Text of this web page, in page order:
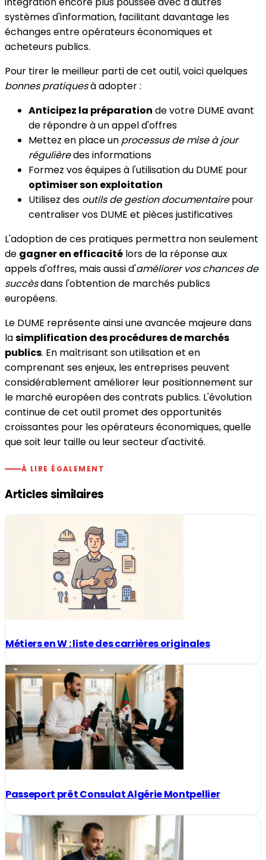
systèmes d'information, facilitant davantage les
échanges entre opérateurs économiques et
acheteurs publics.
Pour tirer le meilleur parti de cet outil, voici quelques
bonnes pratiquesà adopter :
Anticipez la préparation de votre DUME avant
de répondre à un appel d'offres
Mettez en place un processus de mise à jour
régulièredes informations
Formez vos équipes à l'utilisation du DUME pour
optimiser son exploitation
Utilisez des outils de gestion documentairepour
centraliser vos DUME et pièces justificatives
L'adoption de ces pratiques permettra non seulement
de gagner en efficacité lors de la réponse aux
appels d'offres, mais aussi d'améliorer vos chances de
succèsdans l'obtention de marchés publics
européens.
Le DUME représente ainsi une avancée majeure dans
lasimplification des procédures de marchés
publics. En maîtrisant son utilisation et en
comprenant ses enjeux, les entreprises peuvent
considérablement améliorer leur positionnement sur
le marché européen des contrats publics. L'évolution
continue de cet outil promet des opportunités
croissantes pour les opérateurs économiques, quelle
que soit leur taille ou leur secteur d'activité.
À LIRE ÉGALEMENT
Articles similaires
Métiers en W : liste des carrières originales
Passeport prêt Consulat Algérie Montpellier